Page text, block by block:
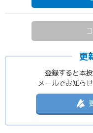
更
登録すると本
メールでお知ら